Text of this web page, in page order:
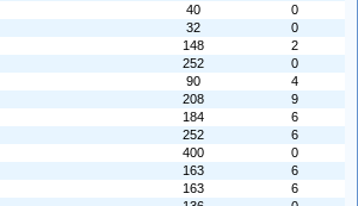
40
0
32
0
148
2
252
0
90
4
208
9
184
6
252
6
400
0
163
6
163
6